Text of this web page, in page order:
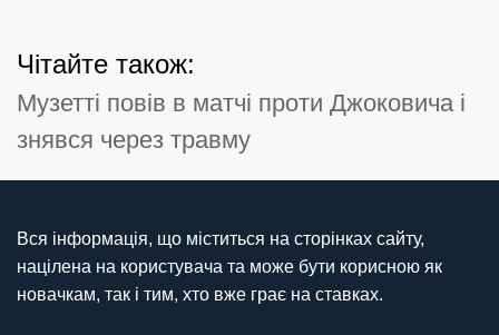
Чітайте також:
Музетті повів в матчі проти Джоковича і
знявся через травму
Вся інформація, що міститься на сторінках сайту,
націлена на користувача та може бути корисною як
новачкам, так і тим, хто вже грає на ставках.